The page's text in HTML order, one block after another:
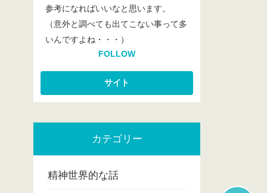
参考になればいいなと思います。
（意外と調べても出てこない事って多
いんですよね・・・）
FOLLOW
カテゴリー
精神世界的な話